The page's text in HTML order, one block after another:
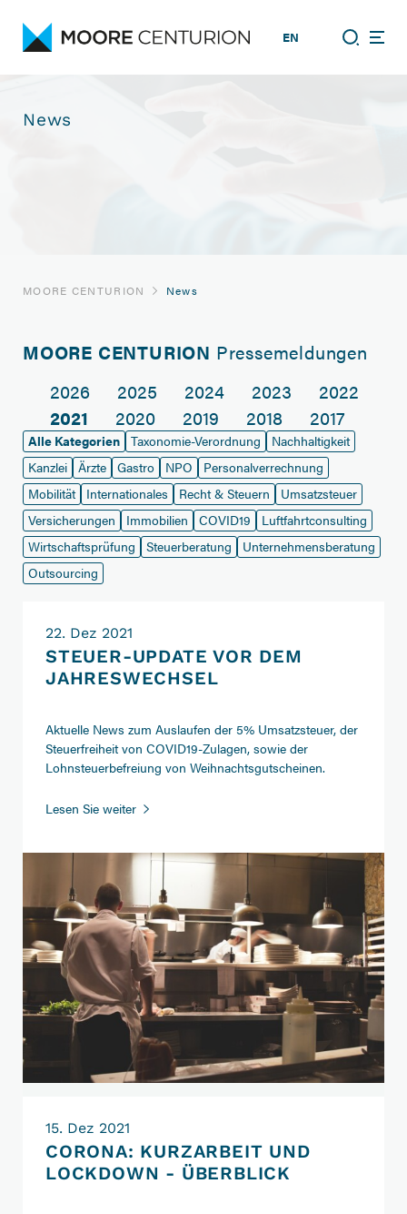
EN
News
MOORE CENTURION News
MOORE CENTURION Pressemeldungen
2026
2025 2024 2023
2022
2021
2020 2019 2018 2017
Alle Kategorien Taxonomie-Verordnung
Nachhaltigkeit
Kanzlei Ärzte Gastro NPO
Personalverrechnung
Mobilität
Internationales Recht & Steuern
Umsatzsteuer
Versicherungen
Immobilien COVID19
Luftfahrtconsulting
Wirtschaftsprüfung
Steuerberatung
Unternehmensberatung
Outsourcing
22. Dez 2021
STEUER-UPDATE VOR DEM
JAHRESWECHSEL
Aktuelle News zum Auslaufen der 5% Umsatzsteuer, der
Steuerfreiheit von COVID19-Zulagen, sowie der
Lohnsteuerbefreiung von Weihnachtsgutscheinen.
Lesen Sie weiterSteuer-
dem
Jahreswechsel
15. Dez 2021
CORONA: KURZARBEIT UND
LOCKDOWN - ÜBERBLICK